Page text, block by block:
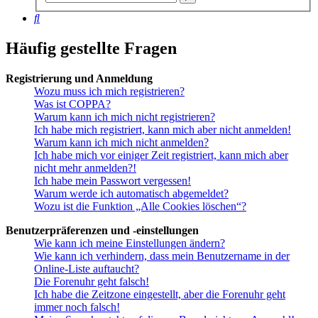
Suche
Häufig gestellte Fragen
Registrierung und Anmeldung
Wozu muss ich mich registrieren?
Was ist COPPA?
Warum kann ich mich nicht registrieren?
Ich habe mich registriert, kann mich aber nicht anmelden!
Warum kann ich mich nicht anmelden?
Ich habe mich vor einiger Zeit registriert, kann mich aber
nicht mehr anmelden?!
Ich habe mein Passwort vergessen!
Warum werde ich automatisch abgemeldet?
Wozu ist die Funktion „Alle Cookies löschen“?
Benutzerpräferenzen und -einstellungen
Wie kann ich meine Einstellungen ändern?
Wie kann ich verhindern, dass mein Benutzername in der
Online-Liste auftaucht?
Die Forenuhr geht falsch!
Ich habe die Zeitzone eingestellt, aber die Forenuhr geht
immer noch falsch!